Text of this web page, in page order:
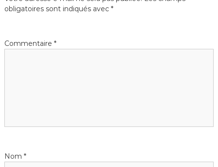
obligatoires sont indiqués avec *
Commentaire *
Nom *